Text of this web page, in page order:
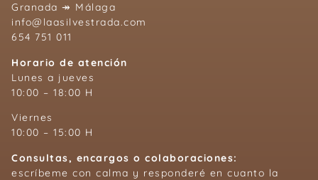
Granada ↠ Málaga
info@laasilvestrada.com
654 751 011
Horario de atención
Lunes a jueves
10:00 – 18:00 H
Viernes
10:00 – 15:00 H
Consultas, encargos o colaboraciones:
escríbeme con calma y responderé en cuanto la